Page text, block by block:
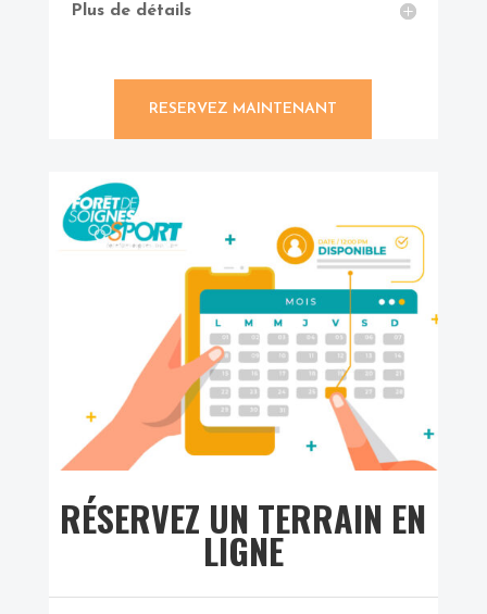
Plus de détails
RESERVEZ MAINTENANT
RÉSERVEZ UN TERRAIN EN
LIGNE